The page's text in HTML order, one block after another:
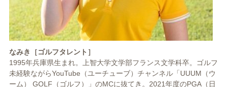
なみき［ゴルフタレント］
1995年兵庫県生まれ。上智大学文学部フランス文学科卒。ゴルフ
未経験ながらYouTube（ユーチューブ）チャンネル「UUUM（ウ
ーム） GOLF（ゴルフ）」のMCに抜てき。2021年度のPGA（日